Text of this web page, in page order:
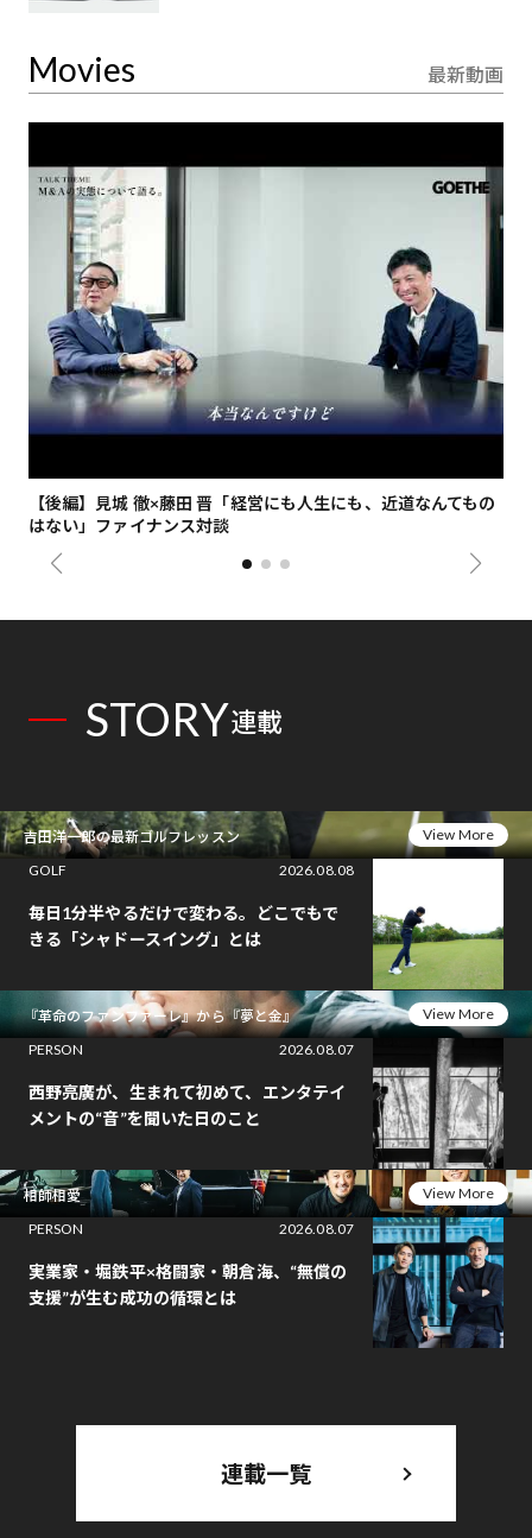
Movies 最新動画
【後編】見城 徹×藤田 晋「経営にも人生にも、近道なんてもの
はない」ファイナンス対談
STORY連載
吉田洋一郎の最新ゴルフレッスン
View More
GOLF
2026.08.08
毎日1分半やるだけで変わる。どこでもで
きる「シャドースイング」とは
『革命のファンファーレ』から『夢と金』
View More
PERSON
2026.08.07
西野亮廣が、生まれて初めて、エンタテイ
メントの“音”を聞いた日のこと
相師相愛
View More
PERSON
2026.08.07
実業家・堀鉄平×格闘家・朝倉海、“無償の
支援”が生む成功の循環とは
連載一覧